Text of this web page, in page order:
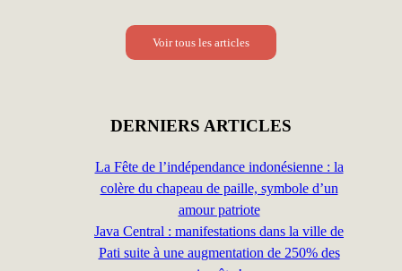
Voir tous les articles
DERNIERS ARTICLES
La Fête de l’indépendance indonésienne : la
colère du chapeau de paille, symbole d’un
amour patriote
Java Central : manifestations dans la ville de
Pati suite à une augmentation de 250% des